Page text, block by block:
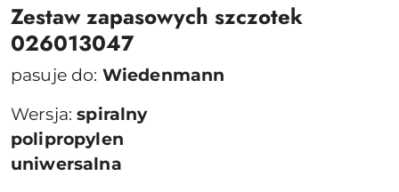
Zestaw zapasowych szczotek
026013047
pasuje do: Wiedenmann
Wersja:spiralny
polipropylen
uniwersalna